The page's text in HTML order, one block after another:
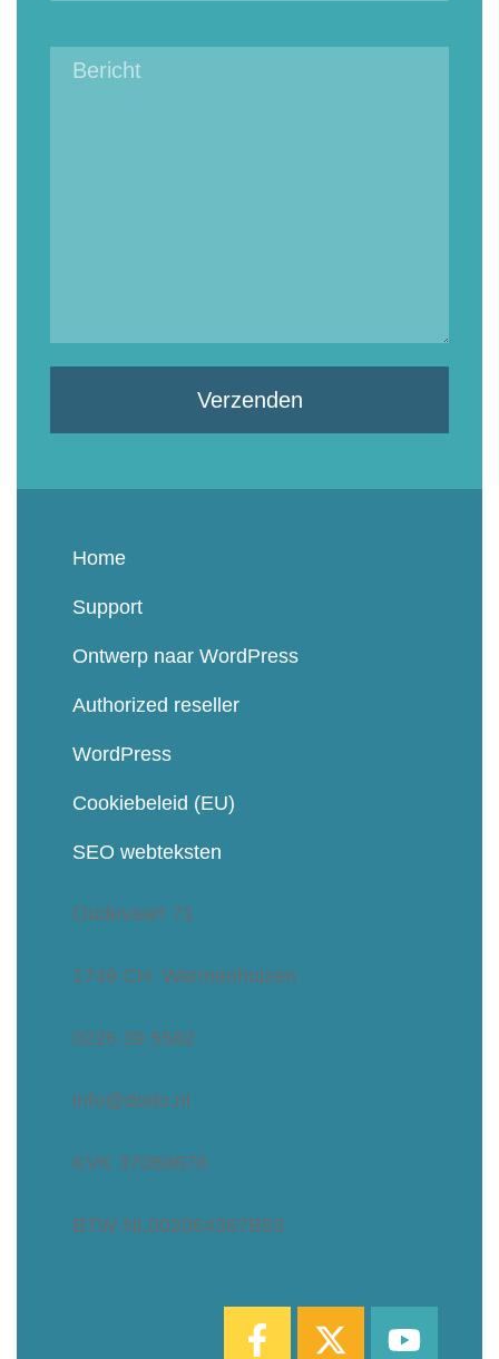
Verzenden
Home
Support
Ontwerp naar WordPress
Authorized reseller
WordPress
Cookiebeleid (EU)
SEO webteksten
Oudevaart 71
1749 CH Warmenhuizen
0226 39 5582
info@dodo.nl
KVK 37069678
BTW NL002064367B53